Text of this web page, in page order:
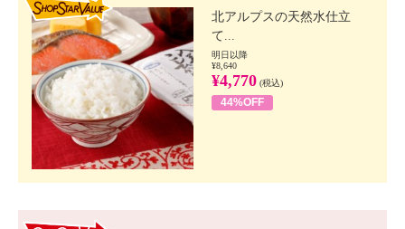
北アルプスの天然水仕立
て...
明日以降
¥8,640
¥4,770 (税込)
44%OFF